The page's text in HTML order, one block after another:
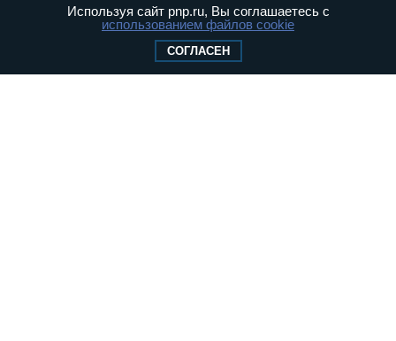
августа 2011 года. 18+
Свидетельство о регистрации Эл № ФС77-
Используя сайт pnp.ru, Вы соглашаетесь с
использованием файлов cookie
СОГЛАСЕН